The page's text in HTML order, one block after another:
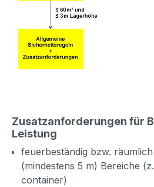
Zusatzanforderungen für
Leistung
feuerbeständig bzw.
(mindestens 5 m) Bereiche
container)